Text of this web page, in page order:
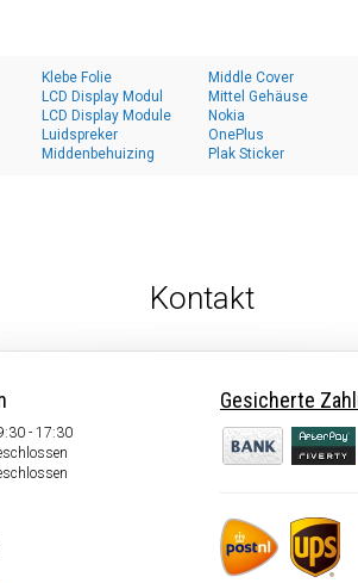
Klebe Folie
LCD Display Modul
LCD Display Module
Luidspreker
Middenbehuizing
Middle Cover
Mittel Gehäuse
Nokia
OnePlus
Plak Sticker
Kontakt
- 17:30
Gesicherte